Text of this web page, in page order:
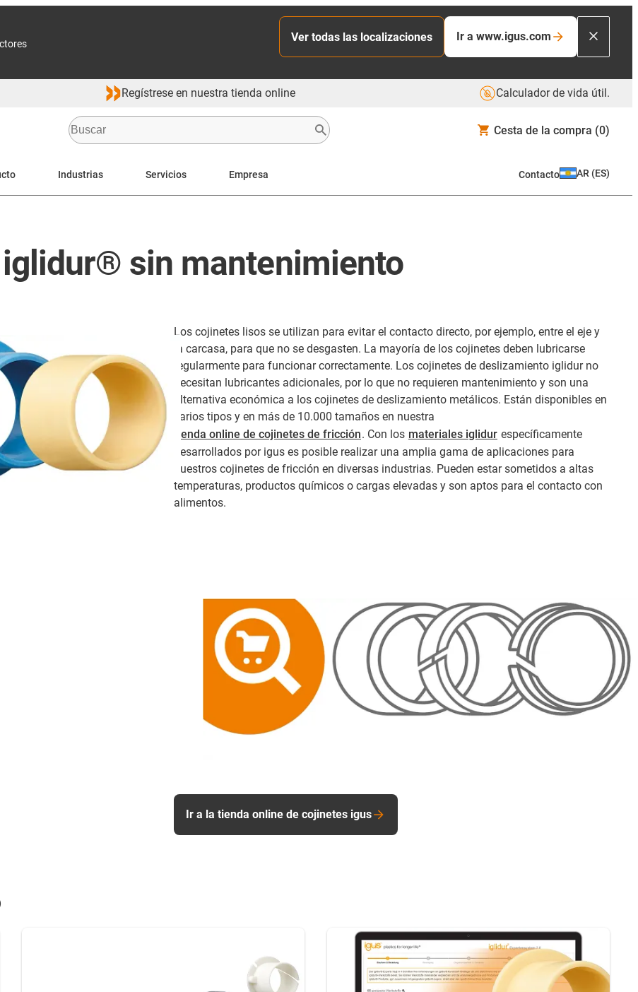
Ver todas las localizaciones Ir a www.igus.com
Regístrese en nuestra tienda online Calculador de vida útil.
Cesta de la compra (0)
Industrias Servicios Empresa Contacto AR (ES)
sin mantenimiento
Los cojinetes lisos se utilizan para evitar el contacto directo, por ejemplo, entre el eje y
la carcasa, para que no se desgasten. La mayoría de los cojinetes deben lubricarse
regularmente para funcionar correctamente. Los cojinetes de deslizamiento iglidur no
necesitan lubricantes adicionales, por lo que no requieren mantenimiento y son una
alternativa económica a los cojinetes de deslizamiento metálicos. Están disponibles en
varios tipos y en más de 10.000 tamaños en nuestra
tienda online de cojinetes de fricción. Con los materiales iglidur específicamente
desarrollados por igus es posible realizar una amplia gama de aplicaciones para
nuestros cojinetes de fricción en diversas industrias. Pueden estar sometidos a altas
temperaturas, productos químicos o cargas elevadas y son aptos para el contacto con
alimentos.
Ir a la tienda online de cojinetes igus